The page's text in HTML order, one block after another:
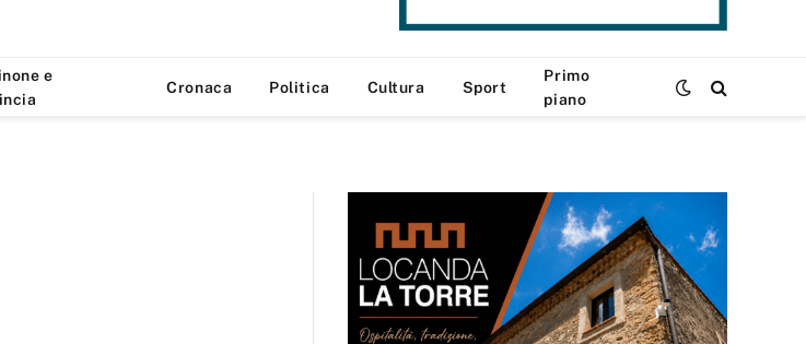
e
Cronaca Politica Cultura Sport
Primo
piano